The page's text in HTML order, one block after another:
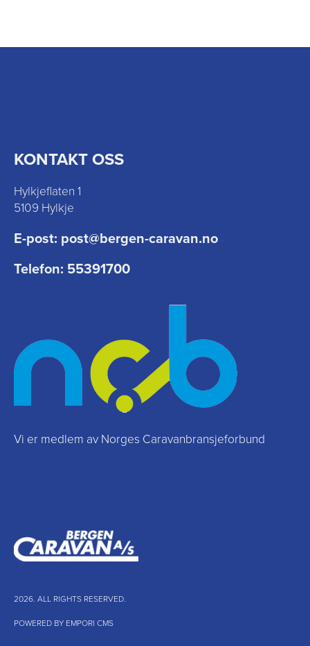
KONTAKT OSS
Hylkjeflaten 1
5109 Hylkje
E-post: post@bergen-caravan.no
Telefon: 55391700
Vi er medlem av Norges Caravanbransjeforbund
2026. ALL RIGHTS RESERVED.
POWERED BY EMPORI CMS